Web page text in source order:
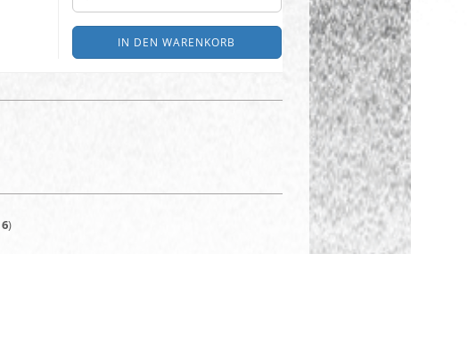
IN DEN WARENKORB
6)